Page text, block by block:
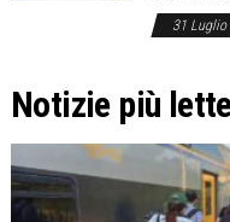
31
Notizie più